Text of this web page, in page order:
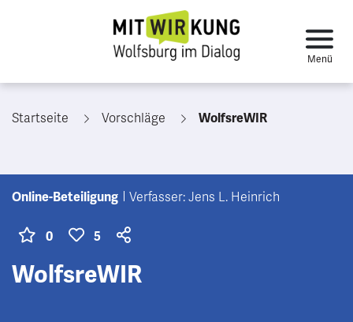
Startseite Vorschläge WolfsreWIR
Online-Beteiligung Verfasser: Jens L. Heinrich
0 5
WolfsreWIR